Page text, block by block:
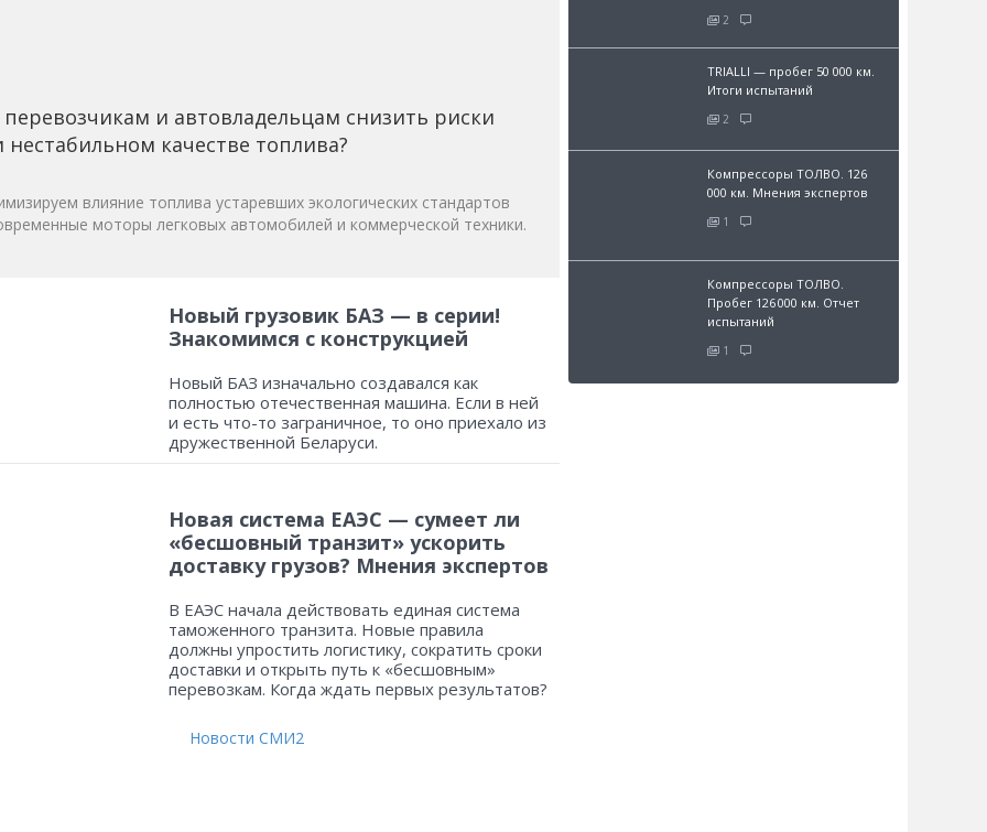
перевозчикам и автовладельцам снизить риски
нестабильном качестве топлива?
влияние топлива устаревших экологических стандартов
моторы легковых автомобилей и коммерческой техники.
Новый грузовик БАЗ — в серии!
Знакомимся с конструкцией
Новый БАЗ изначально создавался как
полностью отечественная машина. Если в ней
и есть что-то заграничное, то оно приехало из
дружественной Беларуси.
Новая система ЕАЭС — сумеет ли
«бесшовный транзит» ускорить
доставку грузов? Мнения экспертов
В ЕАЭС начала действовать единая система
таможенного транзита. Новые правила
должны упростить логистику, сократить сроки
доставки и открыть путь к «бесшовным»
перевозкам. Когда ждать первых результатов?
Новости СМИ2
2
TRIALLI — пробег 50 000 км.
Итоги испытаний
2
Компрессоры ТОЛВО. 126
000 км. Мнения экспертов
1
Компрессоры ТОЛВО.
Пробег 126 000 км. Отчет
испытаний
1